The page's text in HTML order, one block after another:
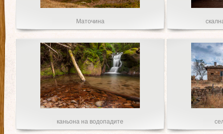
Маточина
каньона на водопадите